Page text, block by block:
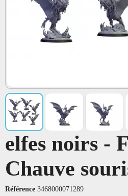
elfes noirs -
Chauve
Référence 3468000071289